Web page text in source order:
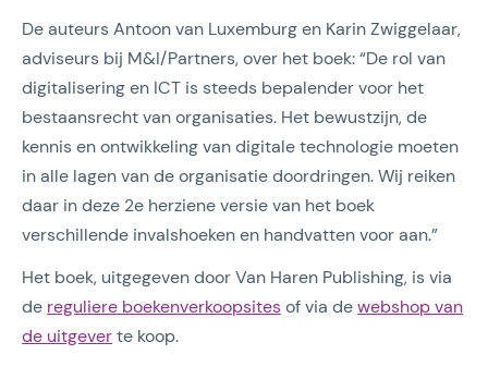
De auteurs Antoon van Luxemburg en Karin Zwiggelaar,
adviseurs bij M&I/Partners, over het boek: “De rol van
digitalisering en ICT is steeds bepalender voor het
bestaansrecht van organisaties. Het bewustzijn, de
kennis en ontwikkeling van digitale technologie moeten
in alle lagen van de organisatie doordringen. Wij reiken
daar in deze 2e herziene versie van het boek
verschillende invalshoeken en handvatten voor aan.”
Het boek, uitgegeven door Van Haren Publishing, is via
de reguliere boekenverkoopsitesof via dewebshop van
de uitgeverte koop.